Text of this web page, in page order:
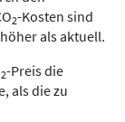
2-Kosten sind
als aktuell.
2-Preis die
als die zu